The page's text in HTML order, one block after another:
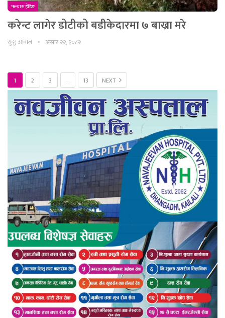
फ्ल्यास हेडिङ
करेन्ट लागेर डोटीको बडीकेदारमा ७ बाख्रा मरे
सुदूर आवाज असार २२, २०८२
1 2 3 … 13 NEXT